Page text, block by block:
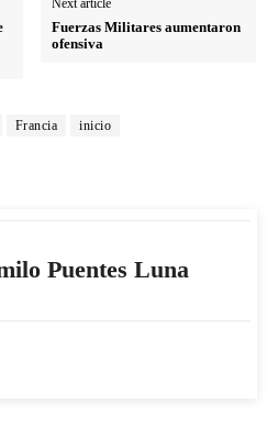
Next article
Fuerzas Militares aumentaron
ofensiva
Francia inicio
Puentes Luna